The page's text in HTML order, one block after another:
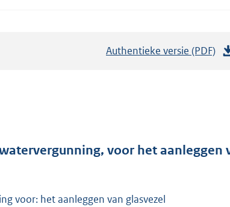
Authentieke versie (PDF)
d
voor het aanleggen
voor: het aanleggen van glasvezel